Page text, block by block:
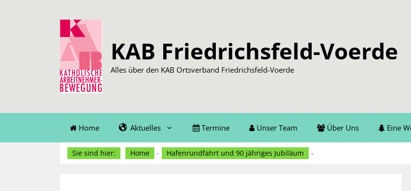
KAB Friedrichsfeld-Voerde
Alles über den KAB Ortsverband Friedrichsfeld-Voerde
Home Aktuelles Termine Unser Team Über Uns Eine
Sie sind hier: Home - Hafenrundfahrt und 90 jähriges Jubiläum -